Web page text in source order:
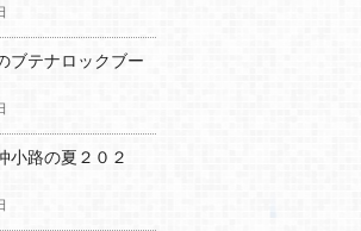
ブテナロックブー
小路の夏２０２